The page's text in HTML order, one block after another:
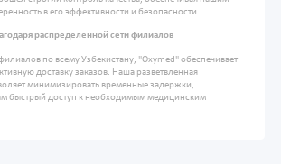
в его эффективности и безопасности.
распределенной сети филиалов
по всему Узбекистану, "Oxymed" обеспечивает
доставку заказов. Наша разветвленная
минимизировать временные задержки,
быстрый доступ к необходимым медицинским